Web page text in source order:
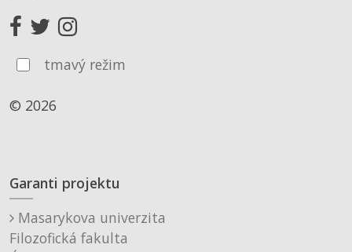
tmavý režim
© 2026
Garanti projektu
Masarykova univerzita
Filozofická fakulta